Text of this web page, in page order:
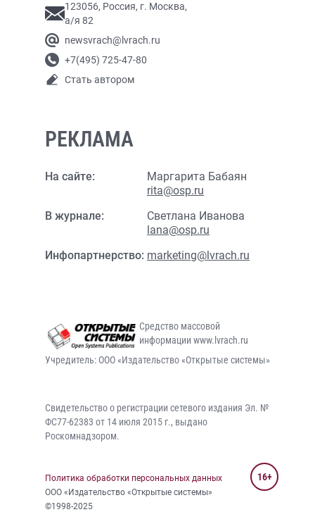
123056, Россия, г. Москва,
а/я 82
newsvrach@lvrach.ru
+7(495) 725-47-80
Стать автором
РЕКЛАМА
На сайте:
Маргарита Бабаян
rita@osp.ru
В журнале:
Светлана Иванова
lana@osp.ru
Инфопартнерство: marketing@lvrach.ru
Средство массовой
информации www.lvrach.ru
Учредитель: ООО «Издательство «Открытые системы»
Свидетельство о регистрации сетевого издания Эл. №
ФС77-62383 от 14 июля 2015 г., выдано
Роскомнадзором.
Политика обработки персональных данных
ООО «Издательство «Открытые системы»
©1998-2025
16+